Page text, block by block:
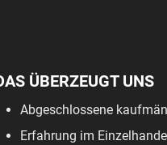
ÜBERZEUGT UNS
Abgeschlossene
Erfahrung im